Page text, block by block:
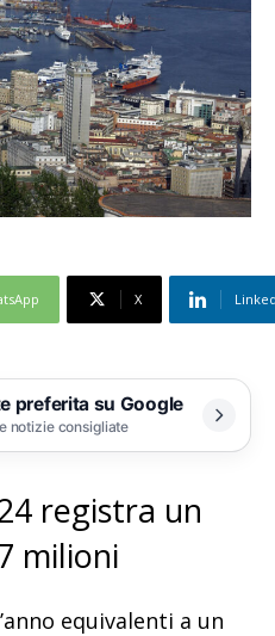
X
preferita su Google
notizie consigliate
registra un
milioni
equivalenti a un